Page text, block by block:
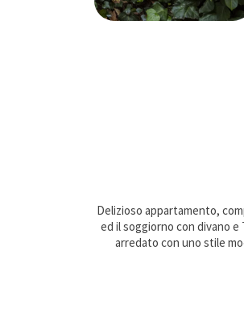
Delizioso appartamento,
ed il soggiorno con divano
arredato con uno stile